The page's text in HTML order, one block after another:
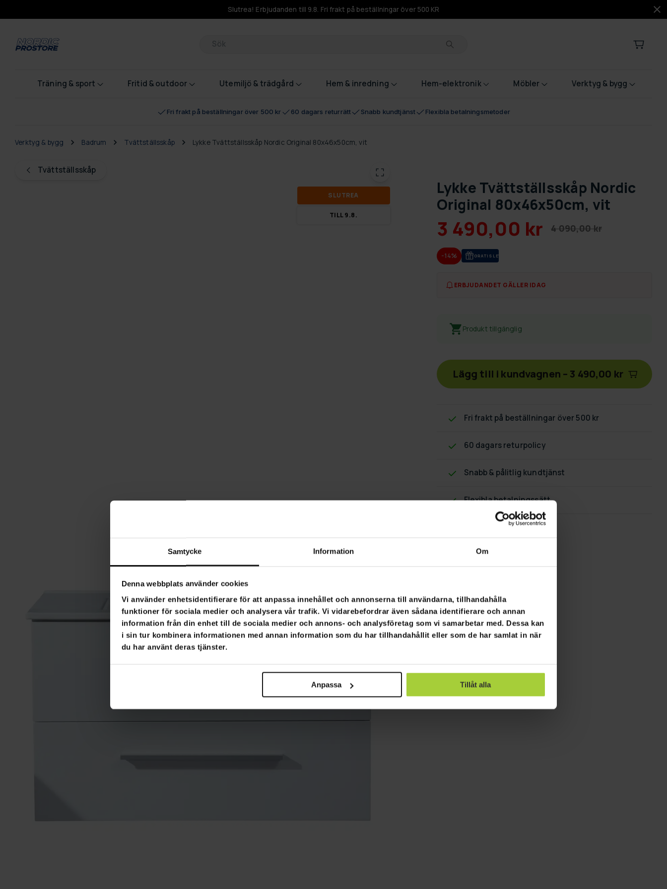
Samtycke Information Om
Denna webbplats använder cookies
Vi använder enhetsidentifierare för att anpassa innehållet och annonserna till användarna, tillhandahålla
funktioner för sociala medier och analysera vår trafik. Vi vidarebefordrar även sådana identifierare och annan
information från din enhet till de sociala medier och annons- och analysföretag som vi samarbetar med. Dessa kan
i sin tur kombinera informationen med annan information som du har tillhandahållit eller som de har samlat in när
du har använt deras tjänster.
Anpassa Tillåt alla
Slutrea! Erbjudanden till 9.8. Fri frakt på beställningar över 500 KR
Produkter
Träning & sport Fritid & outdoor Utemiljö & trädgård Hem & inredning Hem-elektronik Möbler Verktyg & bygg
Fri frakt på beställningar över 500 kr 60 dagars returrätt Snabb kundtjänst Flexibla betalningsmetoder
Tvättställsskåp
Verktyg & bygg Badrum Tvättställsskåp Lykke Tvättställsskåp Nordic Original 80x46x50cm, vit
SLUT­REA
TILL 9.8.
Lykke Tvättställsskåp Nordic
Original 80x46x50cm, vit
3 490,00 kr 4 090,00 kr
-14% GRA­TIS LE­VE­RANS
ERBJUDANDET GÄLLER IDAG
Produkt tillgänglig
Lägg till i kundvagnen – 3 490,00 kr
Fri frakt på beställningar över 500 kr
60 dagars returpolicy
Snabb & pålitlig kundtjänst
Flexibla betalningssätt